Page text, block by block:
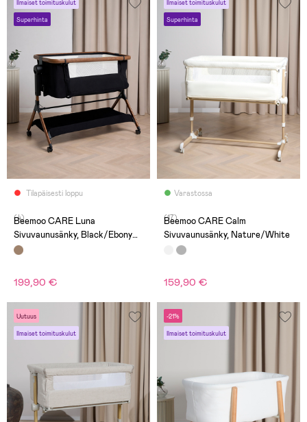
Ilmaiset toimituskulut
Superhinta
Tilapäisesti loppu
(4)
Beemoo CARE Luna
Sivuvaunusänky, Black/Ebony
Oak
199,90 €
Ilmaiset toimituskulut
Superhinta
Varastossa
(17)
Beemoo CARE Calm
Sivuvaunusänky, Nature/White
159,90 €
Uutuus
Ilmaiset toimituskulut
-21%
Ilmaiset toimituskulut